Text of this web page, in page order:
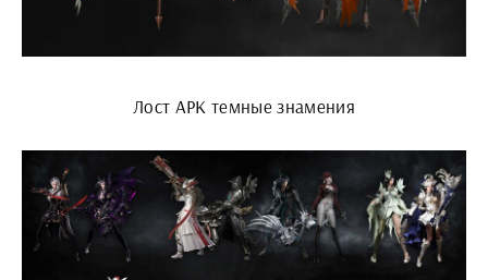
Лост АРК темные знамения